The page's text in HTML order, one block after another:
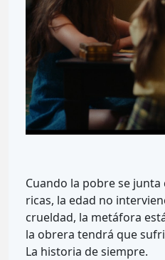
Cuando la pobre se
ricas, la edad no
crueldad, la metáfora
la obrera tendrá que
La historia de siempre.